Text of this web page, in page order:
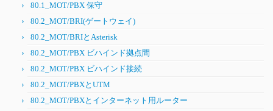
80.1_MOT/PBX 保守
80.2_MOT/BRI(ゲートウェイ)
80.2_MOT/BRIとAsterisk
80.2_MOT/PBX ビハインド拠点間
80.2_MOT/PBX ビハインド接続
80.2_MOT/PBXとUTM
80.2_MOT/PBXとインターネット用ルーター